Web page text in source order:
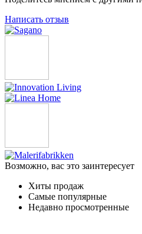
Написать отзыв
Возможно, вас это заинтересует
Хиты продаж
Самые популярные
Недавно просмотренные